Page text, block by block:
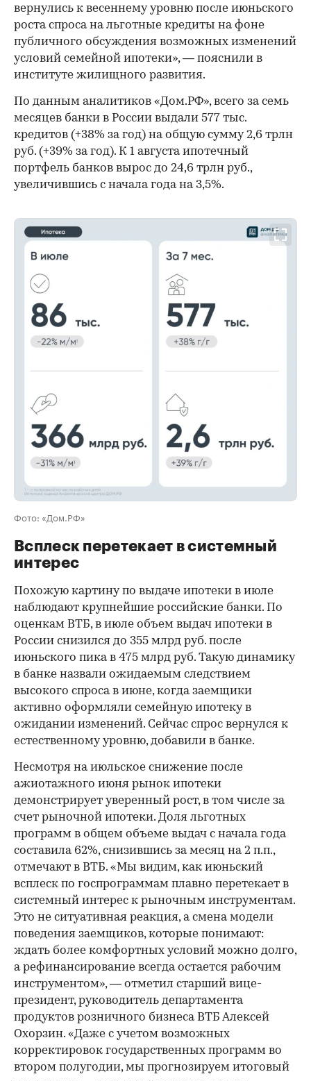
вернулись к весеннему уровню после июньского
роста спроса на льготные кредиты на фоне
публичного обсуждения возможных изменений
условий семейной ипотеки», — пояснили в
институте жилищного развития.
По данным аналитиков «Дом.РФ», всего за семь
месяцев банки в России выдали 577 тыс.
кредитов (+38% за год) на общую сумму 2,6 трлн
руб. (+39% за год). К 1 августа ипотечный
портфель банков вырос до 24,6 трлн руб.,
увеличившись с начала года на 3,5%.
Фото: «Дом.РФ»
Всплеск перетекает в системный
интерес
Похожую картину по выдаче ипотеки в июле
наблюдают крупнейшие российские банки. По
оценкам ВТБ, в июле объем выдач ипотеки в
России снизился до 355 млрд руб. после
июньского пика в 475 млрд руб. Такую динамику
в банке назвали ожидаемым следствием
высокого спроса в июне, когда заемщики
активно оформляли семейную ипотеку в
ожидании изменений. Сейчас спрос вернулся к
естественному уровню, добавили в банке.
Несмотря на июльское снижение после
ажиотажного июня рынок ипотеки
демонстрирует уверенный рост, в том числе за
счет рыночной ипотеки. Доля льготных
программ в общем объеме выдач с начала года
составила 62%, снизившись за месяц на 2 п.п.,
отмечают в ВТБ. «Мы видим, как июньский
всплеск по госпрограммам плавно перетекает в
системный интерес к рыночным инструментам.
Это не ситуативная реакция, а смена модели
поведения заемщиков, которые понимают:
ждать более комфортных условий можно долго,
а рефинансирование всегда остается рабочим
инструментом», — отметил старший вице-
президент, руководитель департамента
продуктов розничного бизнеса ВТБ Алексей
Охорзин. «Даже с учетом возможных
корректировок государственных программ во
втором полугодии, мы прогнозируем итоговый